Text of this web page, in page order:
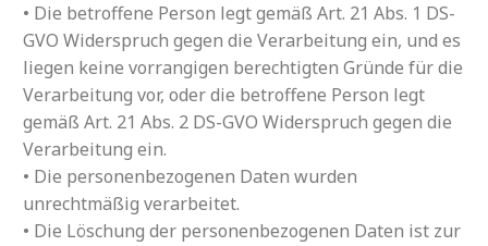
• Die betroffene Person legt gemäß Art. 21 Abs. 1 DS-
GVO Widerspruch gegen die Verarbeitung ein, und es
liegen keine vorrangigen berechtigten Gründe für die
Verarbeitung vor, oder die betroffene Person legt
gemäß Art. 21 Abs. 2 DS-GVO Widerspruch gegen die
Verarbeitung ein.
• Die personenbezogenen Daten wurden
unrechtmäßig verarbeitet.
• Die Löschung der personenbezogenen Daten ist zur